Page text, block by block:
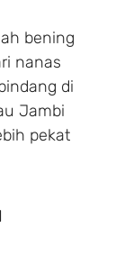
bening
nanas
di
Jambi
pekat